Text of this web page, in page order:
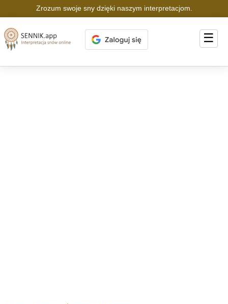
Zrozum swoje sny dzięki naszym interpretacjom.
☰